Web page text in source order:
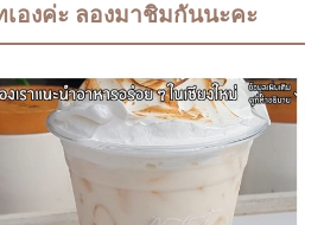
องค่ะ ลองมาชิมกันนะคะ